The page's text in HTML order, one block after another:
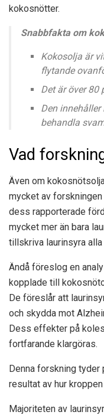
kokosnötter.
Snabbfakta om
Kokosolja är
flytande
Det är över 80
Den
behandla
Vad
Även om
mycket av
dess rapporterade
mycket mer än bara
tillskriva laurinsyra
Ändå föreslog en
kopplade till
De föreslår att
och skydda mot
Dess effekter på
fortfarande klargöras.
Denna forskning tyder
resultat av hur
Majoriteten av